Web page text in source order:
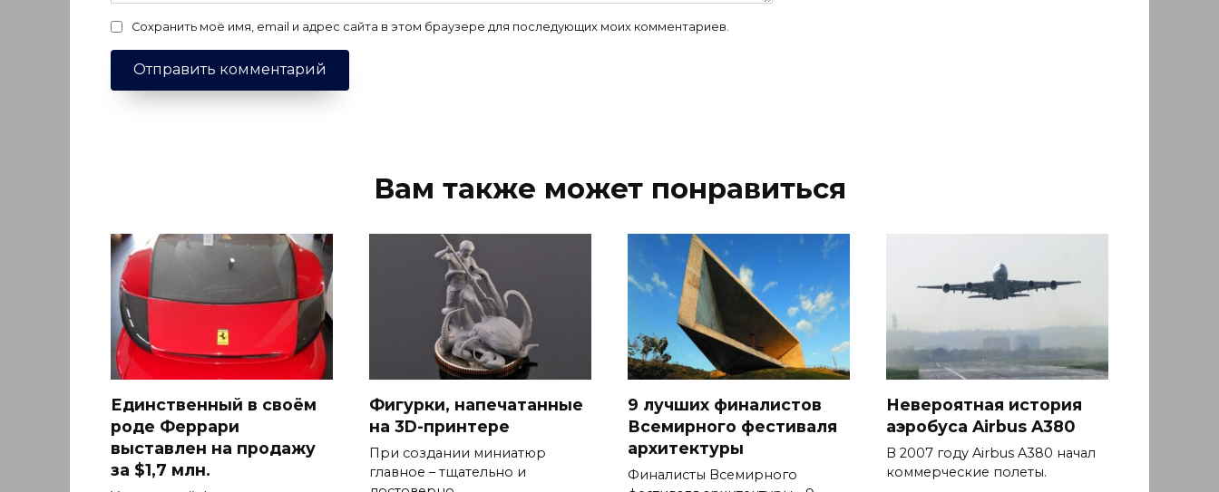
Сохранить моё имя, email и адрес сайта в этом браузере для последующих моих комментариев.
Вам также может понравиться
Единственный в своём
роде Феррари
выставлен на продажу
за $1,7 млн.
Фигурки, напечатанные
на 3D-принтере
При создании миниатюр
главное – тщательно и
9 лучших финалистов
Всемирного фестиваля
архитектуры
Финалисты Всемирного
Невероятная история
аэробуса Airbus A380
В 2007 году Airbus A380 начал
коммерческие полеты.